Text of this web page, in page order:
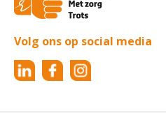
Volg ons op social media